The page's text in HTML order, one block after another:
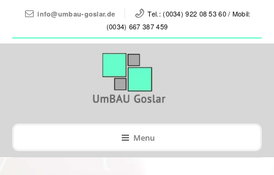
info@umbau-goslar.de
Tel.: (0034) 922 08 53 60 / Mobil:
(0034) 667 387 459
Menu